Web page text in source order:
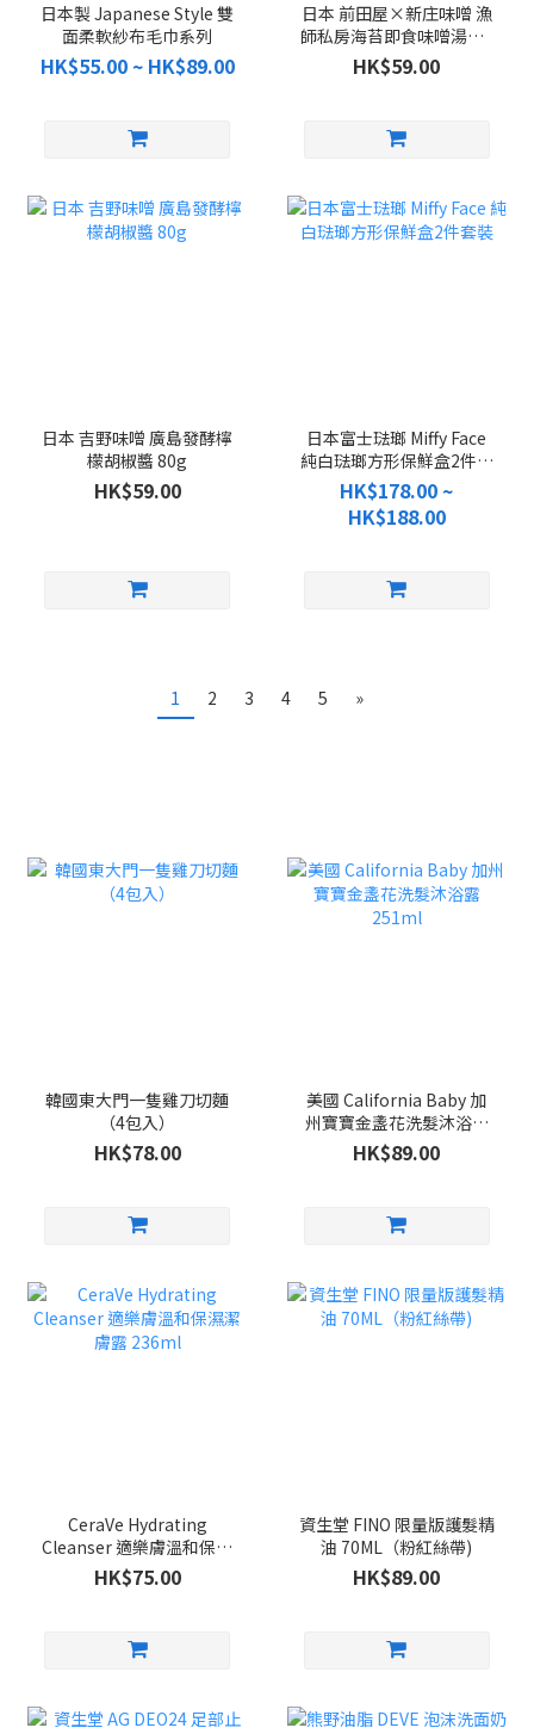
日本製 Japanese Style 雙
面柔軟紗布毛巾系列
HK$55.00 ~ HK$89.00
日本 前田屋×新庄味噌 漁
師私房海苔即食味噌湯（5
食入）
HK$59.00
日本 吉野味噌 廣島發酵檸
檬胡椒醬 80g
HK$59.00
日本富士琺瑯 Miffy Face
純白琺瑯方形保鮮盒2件套
裝
HK$178.00 ~
HK$188.00
1 2 3 4 5 »
韓國東大門一隻雞刀切麵
（4包入）
HK$78.00
美國 California Baby 加
州寶寶金盞花洗髮沐浴露
251ml
HK$89.00
CeraVe Hydrating
Cleanser 適樂膚溫和保濕
潔膚露 236ml
HK$75.00
資生堂 FINO 限量版護髮精
油 70ML（粉紅絲帶)
HK$89.00